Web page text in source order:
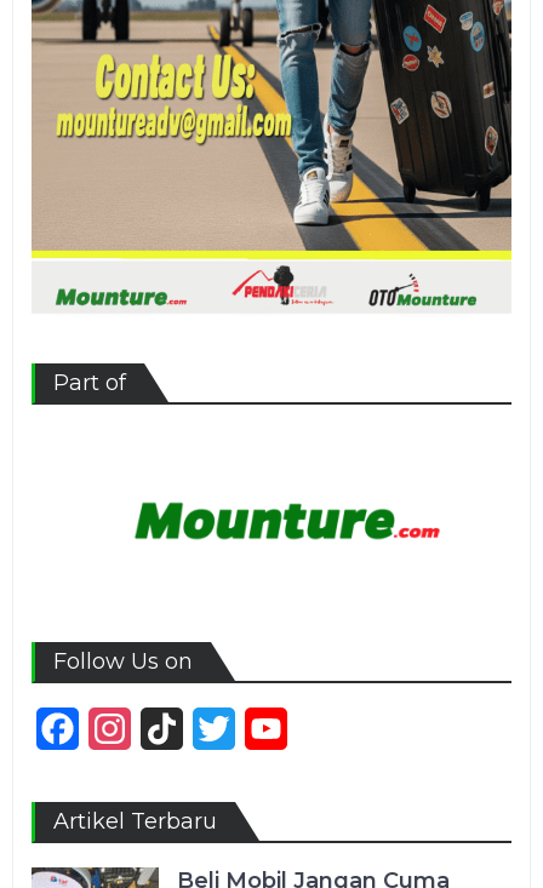
Part of
Follow Us on
FacebookInstagram
TikTok Twitter
Artikel Terbaru
Beli Mobil Jangan Cuma